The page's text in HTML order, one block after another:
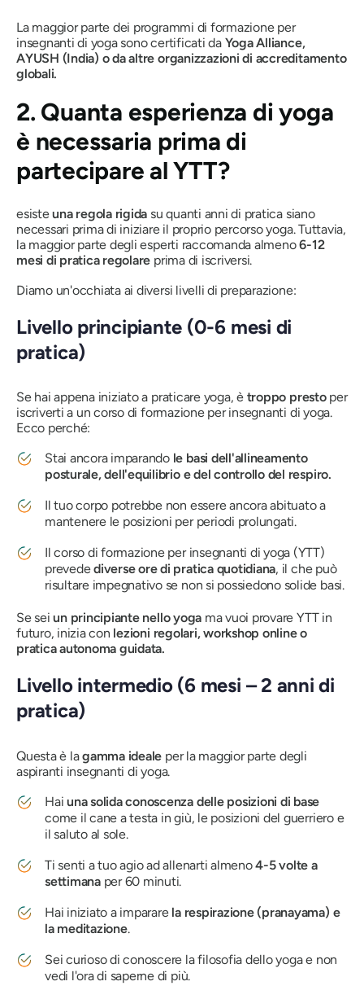
La maggior parte dei programmi di formazione per
insegnanti di yoga sono certificati da Yoga Alliance,
AYUSH (India) o da altre organizzazioni di accreditamento
globali.
2. Quanta esperienza di yoga
è necessaria prima di
partecipare al YTT?
esisteuna regola rigida su quanti anni di pratica siano
necessari prima di iniziare il proprio percorso yoga. Tuttavia,
la maggior parte degli esperti raccomanda almeno6-12
mesi di pratica regolare prima di iscriversi.
Diamo un'occhiata ai diversi livelli di preparazione:
Livello principiante (0-6 mesi di
pratica)
Se hai appena iniziato a praticare yoga, è troppo prestoper
iscriverti a un corso di formazione per insegnanti di yoga.
Ecco perché:
Stai ancora imparando le basi dell'allineamento
posturale, dell'equilibrio e del controllo del respiro.
Il tuo corpo potrebbe non essere ancora abituato a
mantenere le posizioni per periodi prolungati.
Il corso di formazione per insegnanti di yoga (YTT)
prevedediverse ore di pratica quotidiana, il che può
risultare impegnativo se non si possiedono solide basi.
Se seiun principiante nello yoga ma vuoi provare YTT in
futuro, inizia con lezioni regolari, workshop online o
pratica autonoma guidata.
Livello intermedio (6 mesi – 2 anni di
pratica)
Questa è lagamma ideale per la maggior parte degli
aspiranti insegnanti di yoga.
Haiuna solida conoscenza delle posizioni di base
come il cane a testa in giù, le posizioni del guerriero e
il saluto al sole.
Ti senti a tuo agio ad allenarti almeno4-5 volte a
settimanaper 60 minuti.
Hai iniziato a imparare la respirazione (pranayama) e
la meditazione.
Sei curioso di conoscere la filosofia dello yoga e non
vedi l'ora di saperne di più.